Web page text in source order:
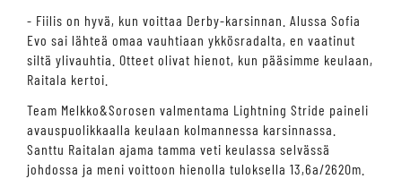
- Fiilis on hyvä, kun voittaa Derby-karsinnan. Alussa Sofia
Evo sai lähteä omaa vauhtiaan ykkösradalta, en vaatinut
siltä ylivauhtia. Otteet olivat hienot, kun pääsimme keulaan,
Raitala kertoi.
Team Melkko&Sorosen valmentama Lightning Stride paineli
avauspuolikkaalla keulaan kolmannessa karsinnassa.
Santtu Raitalan ajama tamma veti keulassa selvässä
johdossa ja meni voittoon hienolla tuloksella 13,6a/2620m.